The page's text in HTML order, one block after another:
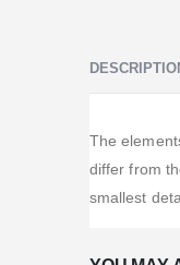
The
differ from
smallest